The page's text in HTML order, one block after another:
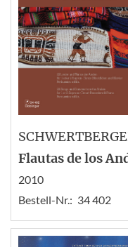
Flautas de los
2010
Bestell-Nr.: 34 402